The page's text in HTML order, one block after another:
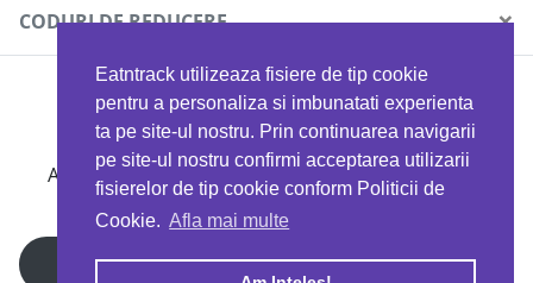
Eatntrack utilizeaza fisiere de tip cookie
pentru a personaliza si imbunatati experienta
ta pe site-ul nostru. Prin continuarea navigarii
pe site-ul nostru confirmi acceptarea utilizarii
fisierelor de tip cookie conform Politicii de
Cookie. Afla mai multe
Politica de confidențialitate
CODURI DE REDUCERE ×
MYPROTEIN
Ai 40%reducere la orice comandă folosind codul
EATTRACK
Profită acum